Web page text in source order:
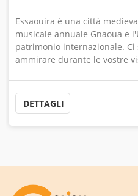
Durante queste 3 giorni di
Merzouga, il nostro autista
hotel a Marrakech. per
magnifiche montagne
DETTAGLI